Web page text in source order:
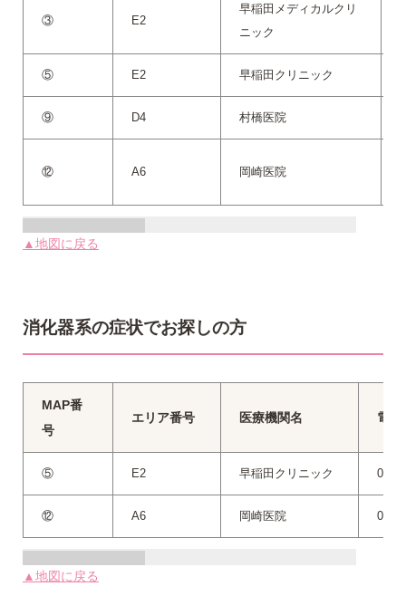
③ E2
早稲田メディカルクリ
ニック
⑤ E2 早稲田クリニック
⑨ D4 村橋医院
⑫ A6 岡崎医院
▲地図に戻る
消化器系の症状でお探しの方
MAP番
号
エリア番号 医療機関名 電話
⑤ E2 早稲田クリニック 03-
⑫ A6 岡崎医院 03-
▲地図に戻る